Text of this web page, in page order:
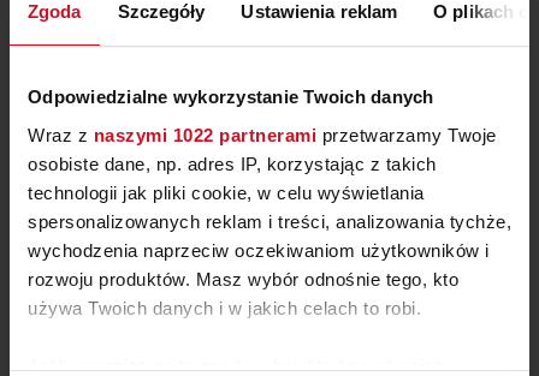
Zgoda Szczegóły Ustawienia reklam O plikach
Odpowiedzialne wykorzystanie Twoich danych
Wraz z naszymi 1022 partnerami przetwarzamy Twoje
osobiste dane, np. adres IP, korzystając z takich
technologii jak pliki cookie, w celu wyświetlania
spersonalizowanych reklam i treści, analizowania tychże,
wychodzenia naprzeciw oczekiwaniom użytkowników i
rozwoju produktów. Masz wybór odnośnie tego, kto
używa Twoich danych i w jakich celach to robi.
Jeśli wyrazisz na to zgodę, chcielibyśmy również:
258,12 ZŁ/M²